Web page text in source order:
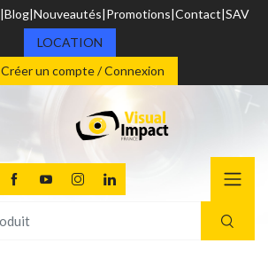
Blog Nouveautés Promotions Contact SAV
LOCATION
Créer un compte / Connexion